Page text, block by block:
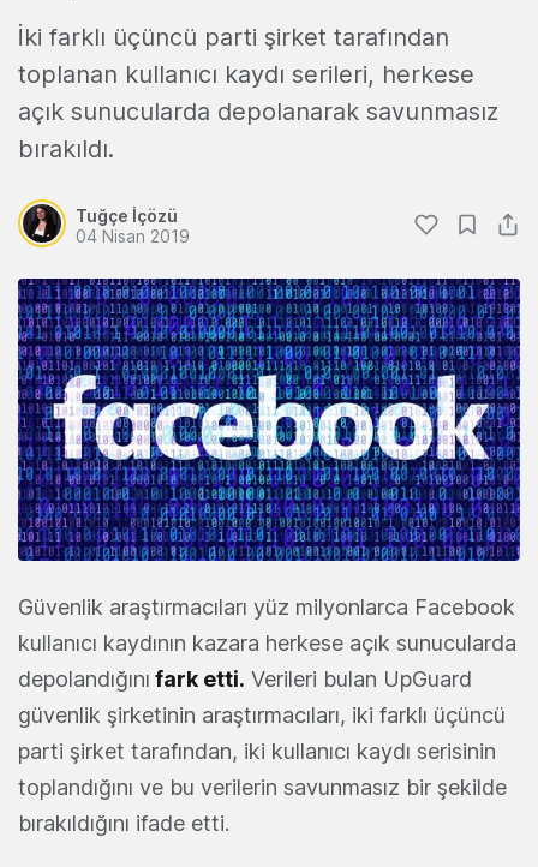
İki farklı üçüncü parti şirket tarafından
toplanan kullanıcı kaydı serileri, herkese
açık sunucularda depolanarak savunmasız
bırakıldı.
Tuğçe İçözü
04 Nisan 2019
Güvenlik araştırmacıları yüz milyonlarca Facebook
kullanıcı kaydının kazara herkese açık sunucularda
depolandığını fark etti. Verileri bulan UpGuard
güvenlik şirketinin araştırmacıları, iki farklı üçüncü
parti şirket tarafından, iki kullanıcı kaydı serisinin
toplandığını ve bu verilerin savunmasız bir şekilde
bırakıldığını ifade etti.